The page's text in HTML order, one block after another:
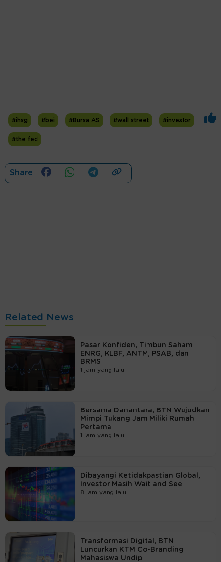
#ihsg #bei #Bursa AS #wall street #investor
#the fed
Share
Related News
Pasar Konfiden, Timbun Saham
ENRG, KLBF, ANTM, PSAB, dan
BRMS
1 jam yang lalu
Bersama Danantara, BTN Wujudkan
Mimpi Tukang Jam Miliki Rumah
Pertama
1 jam yang lalu
Dibayangi Ketidakpastian Global,
Investor Masih Wait and See
8 jam yang lalu
Transformasi Digital, BTN
Luncurkan KTM Co-Branding
Mahasiswa Undip